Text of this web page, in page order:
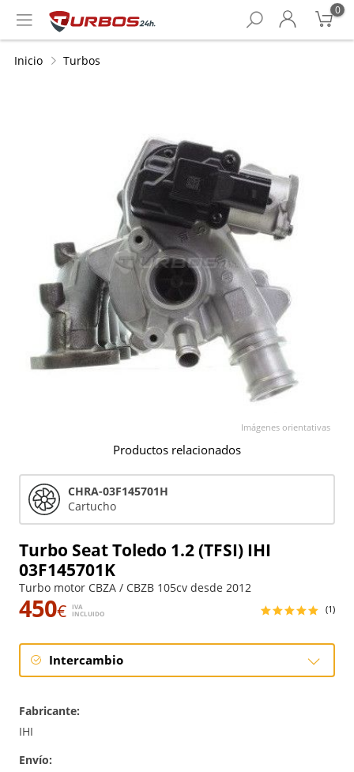
0
Inicio Turbos
Turbo Seat Toledo 1.2 (TFSI) IHI
03F145701K
Turbo motor CBZA / CBZB 105cv desde 2012
450€
IVA
INCLUIDO
(1)
Intercambio
Fabricante:
IHI
Envío:
Imágenes orientativas
Productos relacionados
CHRA-03F145701H
Cartucho